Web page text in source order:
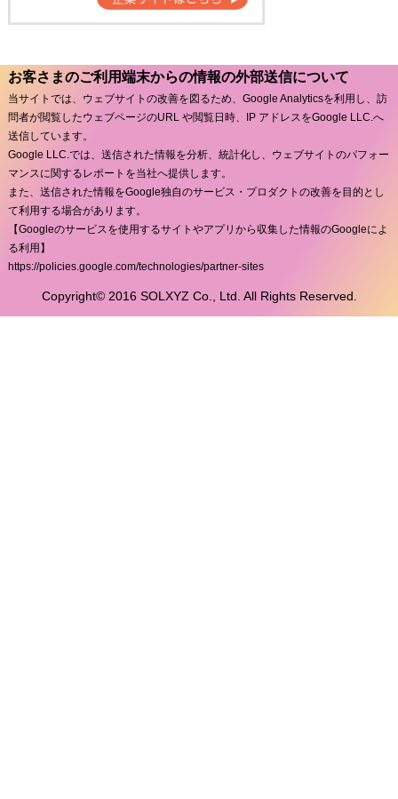
お客さまのご利用端末からの情報の外部送信について
当サイトでは、ウェブサイトの改善を図るため、Google Analyticsを利用し、訪
問者が閲覧したウェブページのURL や閲覧日時、IP アドレスをGoogle LLC.へ
送信しています。
Google LLC.では、送信された情報を分析、統計化し、ウェブサイトのパフォー
マンスに関するレポートを当社へ提供します。
また、送信された情報をGoogle独自のサービス・プロダクトの改善を目的とし
て利用する場合があります。
【Googleのサービスを使用するサイトやアプリから収集した情報のGoogleによ
る利用】
https://policies.google.com/technologies/partner-sites
Copyright© 2016 SOLXYZ Co., Ltd. All Rights Reserved.